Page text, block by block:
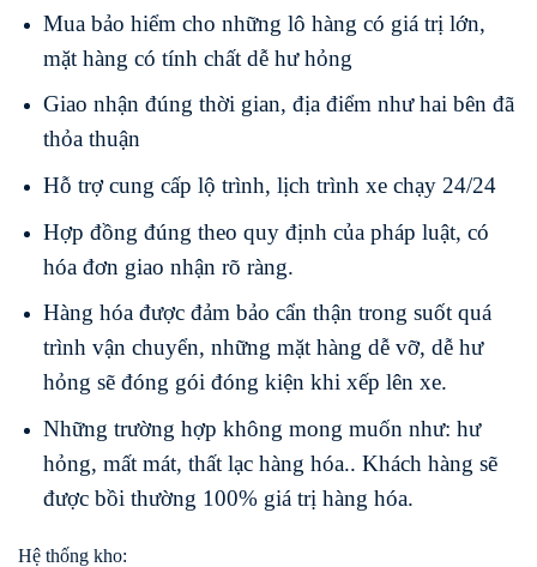
Mua bảo hiểm cho những lô hàng có giá trị lớn,
mặt hàng có tính chất dễ hư hỏng
Giao nhận đúng thời gian, địa điểm như hai bên đã
thỏa thuận
Hỗ trợ cung cấp lộ trình, lịch trình xe chạy 24/24
Hợp đồng đúng theo quy định của pháp luật, có
hóa đơn giao nhận rõ ràng.
Hàng hóa được đảm bảo cẩn thận trong suốt quá
trình vận chuyển, những mặt hàng dễ vỡ, dễ hư
hỏng sẽ đóng gói đóng kiện khi xếp lên xe.
Những trường hợp không mong muốn như: hư
hỏng, mất mát, thất lạc hàng hóa.. Khách hàng sẽ
được bồi thường 100% giá trị hàng hóa.
Hệ thống kho: